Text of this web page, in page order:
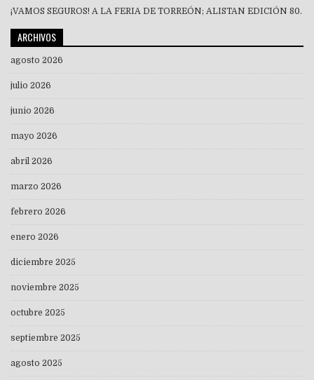
¡VAMOS SEGUROS! A LA FERIA DE TORREÓN; ALISTAN EDICIÓN 80.
ARCHIVOS
agosto 2026
julio 2026
junio 2026
mayo 2026
abril 2026
marzo 2026
febrero 2026
enero 2026
diciembre 2025
noviembre 2025
octubre 2025
septiembre 2025
agosto 2025